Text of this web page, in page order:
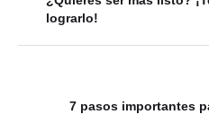
lograrlo!
7 pasos importantes